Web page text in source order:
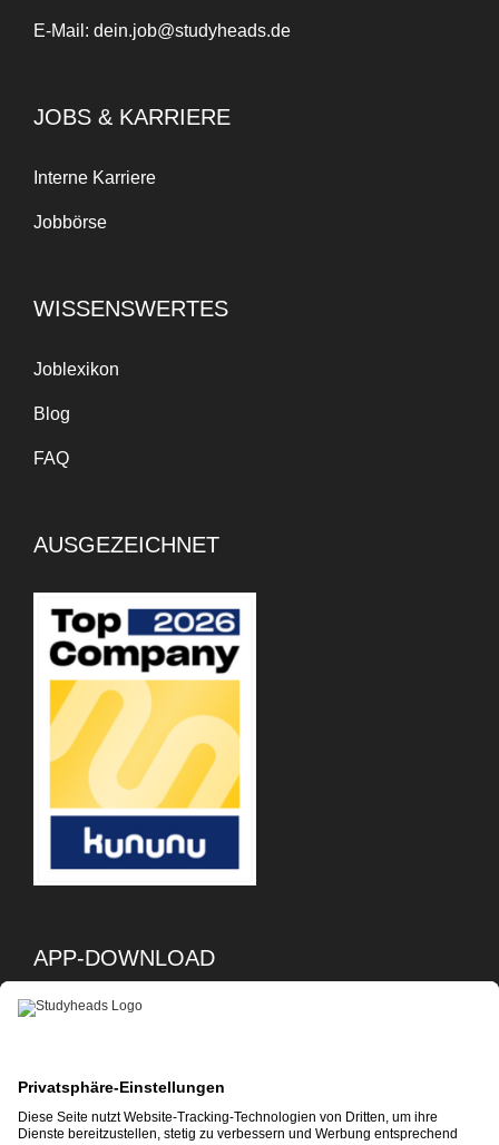
E-Mail: dein.job@studyheads.de
JOBS & KARRIERE
Interne Karriere
Jobbörse
WISSENSWERTES
Joblexikon
Blog
FAQ
AUSGEZEICHNET
APP-DOWNLOAD